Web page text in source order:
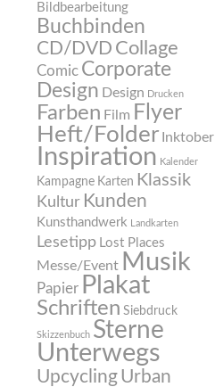
Bildbearbeitung
Buchbinden
CD/DVD Collage
Comic Corporate
Design Design Drucken
Farben Film Flyer
Heft/Folder Inktober
Inspiration Kalender
Kampagne Karten Klassik
Kultur Kunden
Kunsthandwerk Landkarten
Lesetipp Lost Places
Messe/Event Musik
Papier Plakat
Schriften Siebdruck
Skizzenbuch Sterne
Unterwegs
Upcycling Urban